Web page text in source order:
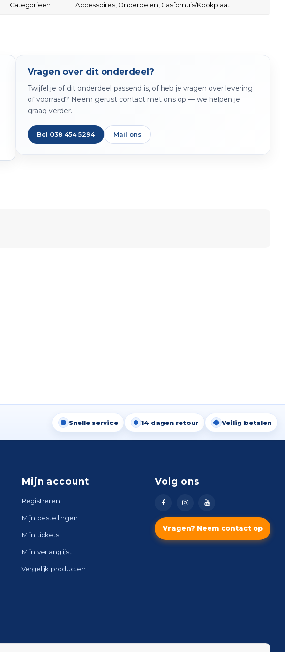
Categorieën Accessoires, Onderdelen, Gasfornuis/Kookplaat
Vragen over dit onderdeel?
Twijfel je of dit onderdeel passend is, of heb je vragen over levering
of voorraad? Neem gerust contact met ons op — we helpen je
graag verder.
Bel 038 454 5294 Mail ons
Snelle service 14 dagen retour Veilig betalen
Mijn account
Registreren
Mijn bestellingen
Mijn tickets
Mijn verlanglijst
Vergelijk producten
Volg ons
Vragen? Neem contact op